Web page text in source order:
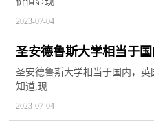
2023-07-04
圣安德鲁斯大学相当于
学）
圣安德鲁斯大学相当于国内，
知道,现
2023-07-04